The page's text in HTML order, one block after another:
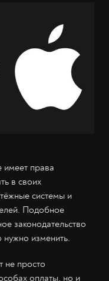
права
в своих
системы и
Подобное
законодательство
изменить.
не просто
оплаты, но и